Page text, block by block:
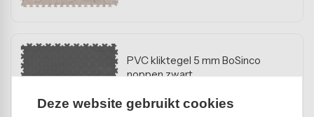
PVC kliktegel 5 mm BoSinco
noppen zwart
Vanaf € 12,50 per tegel
€ 49,41 per m²
Deze website gebruikt cookies